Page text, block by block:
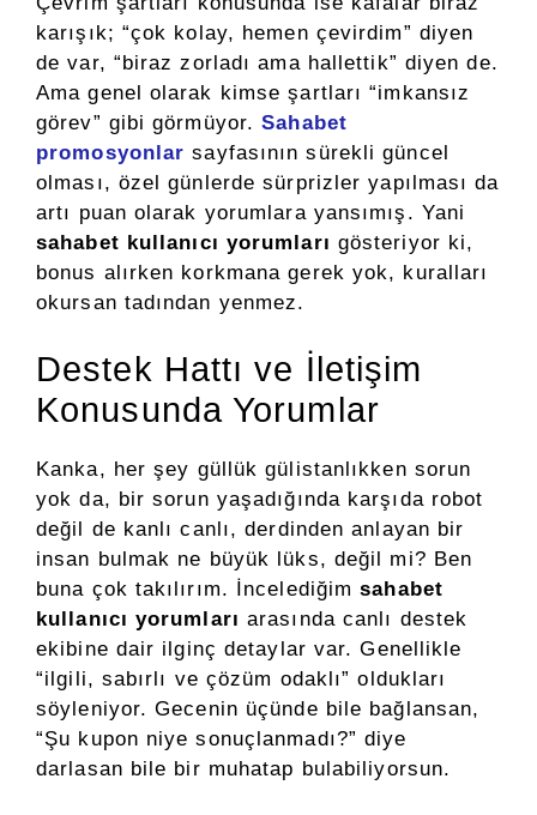
karışık; “çok kolay, hemen çevirdim” diyen
de var, “biraz zorladı ama hallettik” diyen de.
Ama genel olarak kimse şartları “imkansız
görev” gibi görmüyor.Sahabet
promosyonlar sayfasının sürekli güncel
olması, özel günlerde sürprizler yapılması da
artı puan olarak yorumlara yansımış. Yani
sahabet kullanıcı yorumları gösteriyor ki,
bonus alırken korkmana gerek yok, kuralları
okursan tadından yenmez.
Destek Hattı ve İletişim
Konusunda Yorumlar
Kanka, her şey güllük gülistanlıkken sorun
yok da, bir sorun yaşadığında karşıda robot
değil de kanlı canlı, derdinden anlayan bir
insan bulmak ne büyük lüks, değil mi? Ben
buna çok takılırım. İncelediğimsahabet
kullanıcı yorumları arasında canlı destek
ekibine dair ilginç detaylar var. Genellikle
“ilgili, sabırlı ve çözüm odaklı” oldukları
söyleniyor. Gecenin üçünde bile bağlansan,
“Şu kupon niye sonuçlanmadı?” diye
darlasan bile bir muhatap bulabiliyorsun.